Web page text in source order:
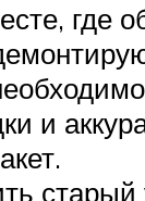
где
и
старый